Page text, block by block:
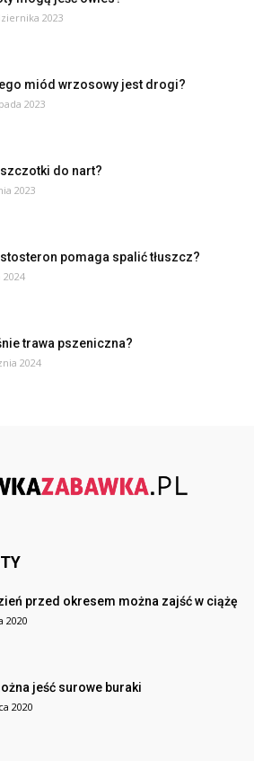
2023
miód wrzosowy jest drogi?
2023
do nart?
2023
pomaga spalić tłuszcz?
2024
trawa pszeniczna?
2024
przed okresem można zajść w ciążę
2020
jeść surowe buraki
2020